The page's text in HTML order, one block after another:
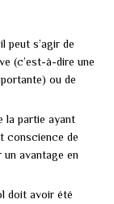
peut s’agir de
(c’est-à-dire une
ou de
la partie ayant
conscience de
avantage en
doit avoir été